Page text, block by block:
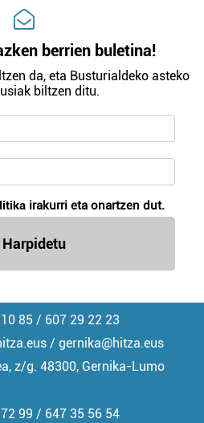
berrien buletina!
da, eta Busturialdeko asteko
biltzen ditu.
irakurri eta onartzen dut.
Harpidetu
85 / 607 29 22 23
/ gernika@hitza.eus
z/g. 48300, Gernika-Lumo
99 / 647 35 56 54